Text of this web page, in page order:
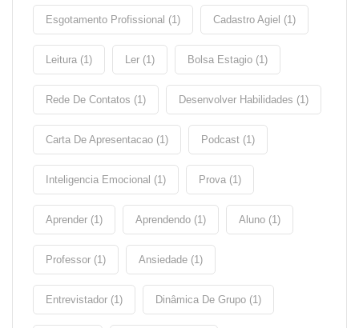
Esgotamento Profissional (1) Cadastro Agiel (1)
Leitura (1) Ler (1) Bolsa Estagio (1)
Rede De Contatos (1) Desenvolver Habilidades (1)
Carta De Apresentacao (1) Podcast (1)
Inteligencia Emocional (1) Prova (1)
Aprender (1) Aprendendo (1) Aluno (1)
Professor (1) Ansiedade (1)
Entrevistador (1) Dinâmica De Grupo (1)